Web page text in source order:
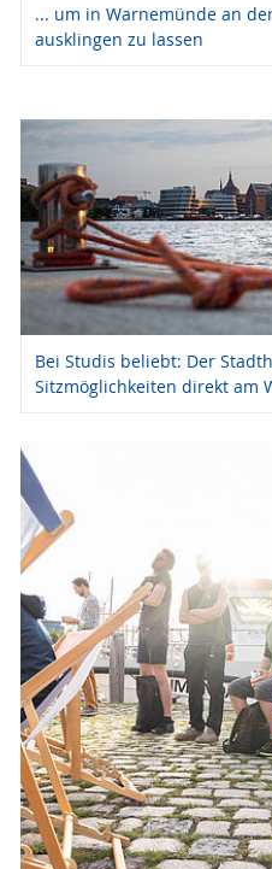
... um in Warnemünde an
ausklingen zu lassen
Bei Studis beliebt: Der
Sitzmöglichkeiten direkt am